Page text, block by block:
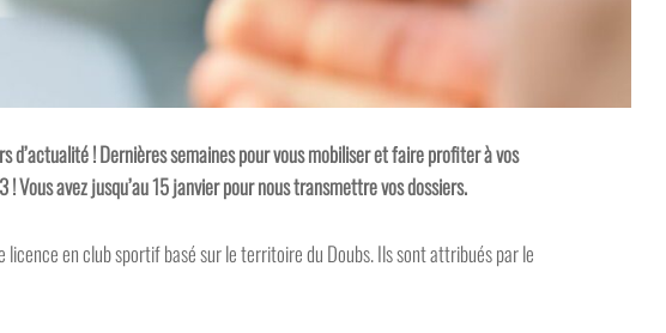
d’actualité ! Dernières semaines pour vous mobiliser et faire profiter à vos
avez jusqu’au 15 janvier pour nous transmettre vos dossiers.
en club sportif basé sur le territoire du Doubs. Ils sont attribués par le